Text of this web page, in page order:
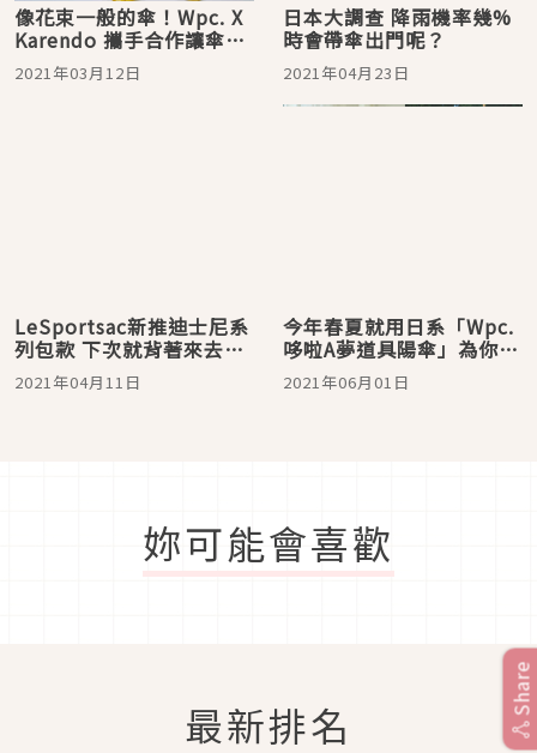
像花束一般的傘！Wpc. X
Karendo 攜手合作讓傘化
為藝術品
2021年03月12日
日本大調查 降雨機率幾%
時會帶傘出門呢？
2021年04月23日
LeSportsac新推迪士尼系
列包款 下次就背著來去夢
之國玩耍囉！
2021年04月11日
今年春夏就用日系「Wpc.
哆啦A夢道具陽傘」為你遮
擋紫外線
2021年06月01日
妳可能會喜歡
最新排名
Share